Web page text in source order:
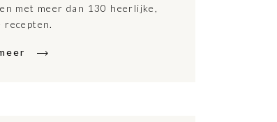
met meer dan 130 heerlijke,
recepten.